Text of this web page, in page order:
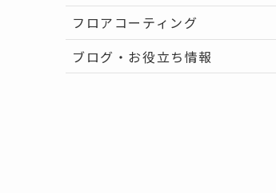
フロアコーティング
ブログ・お役立ち情報